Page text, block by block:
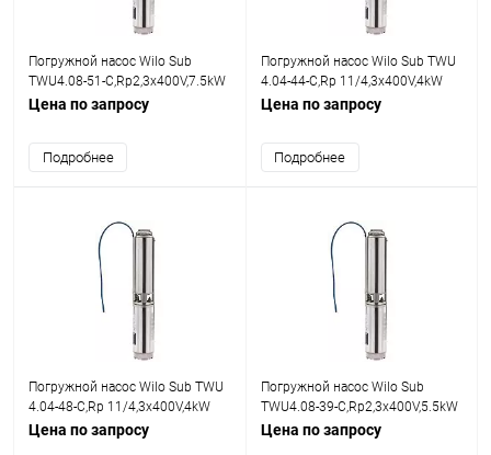
Погружной насос Wilo Sub
TWU4.08-51-C,Rp2,3x400V,7.5kW
Цена по запросу
Подробнее
Погружной насос Wilo Sub TWU
4.04-44-C,Rp 11/4,3x400V,4kW
Цена по запросу
Подробнее
Погружной насос Wilo Sub TWU
4.04-48-C,Rp 11/4,3x400V,4kW
Цена по запросу
Погружной насос Wilo Sub
TWU4.08-39-C,Rp2,3x400V,5.5kW
Цена по запросу